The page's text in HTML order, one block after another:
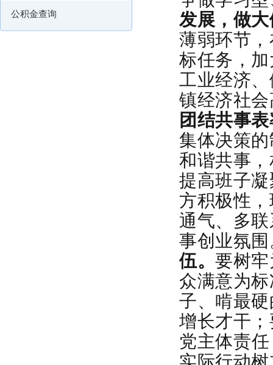
公积金查询
发展，做
薄弱环节
标任务，
工业经济
镇经济社
团结共事
集体决策
和谐共事
提高班子
方积极性
通气、多
事创业氛
伍。要树
众满意为
子、啃最
增长才干
党主体责